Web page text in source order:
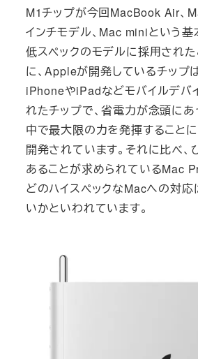
M1チップが今回MacBook Air、
インチモデル、Mac miniという
低スペックのモデルに採用され
に、Appleが開発しているチップ
iPhoneやiPadなどモバイルデバ
れたチップで、省電力が念頭にあ
中で最大限の力を発揮すること
開発されています。それに比べ、
あることが求められているMac
どのハイスペックなMacへの対
いかといわれています。